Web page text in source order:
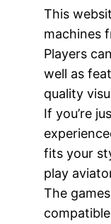
This
machines
Players
well as
quality
If you’re
fits your
play
The